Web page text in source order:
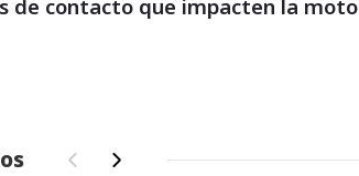
de contacto que impacten la
‹ ›